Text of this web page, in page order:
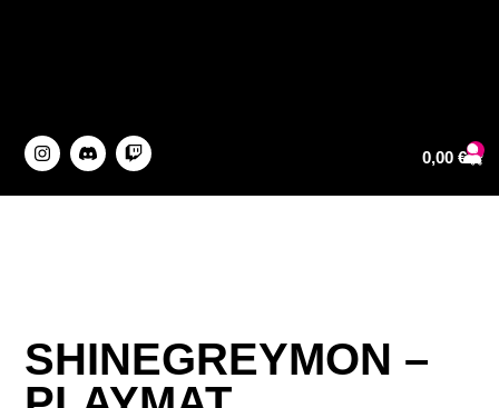
0,00€ 0
SHINEGREYMON –